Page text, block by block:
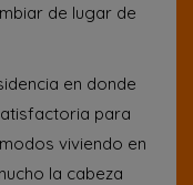
de lugar de
en donde
para
viviendo en
la cabeza